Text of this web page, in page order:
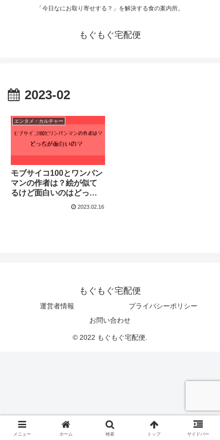
「今日なにお取り寄せする？」を解決する食の案内所。
もぐもぐ宅配便
2023-02
エンタメ・カルチャー
モブサイコ100とワンパン
マンの作者は？絵が似て
るけど面白いのはどっ
2023.02.16
もぐもぐ宅配便
運営者情報
プライバシーポリシー
お問い合わせ
© 2022 もぐもぐ宅配便.
メニュー ホーム 検索 トップ サイドバー